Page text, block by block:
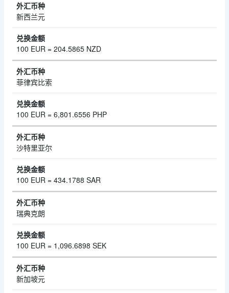
新西兰元
100 EUR = 204.5865 NZD
菲律宾比索
100 EUR = 6,801.6556 PHP
沙特里亚尔
100 EUR = 434.1788 SAR
瑞典克朗
100 EUR = 1,096.6898 SEK
新加坡元